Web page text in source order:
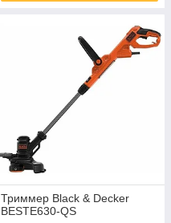
Триммер Black & Decker
BESTE630-QS